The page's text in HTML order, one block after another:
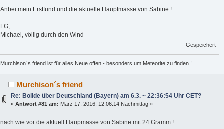
Anbei mein Erstfund und die aktuelle Hauptmasse von Sabine !
LG,
Michael, völlig durch den Wind
Gespeichert
Murchison`s friend ist für alles Neue offen - besonders um Meteorite zu finden !
Murchison´s friend
Re: Bolide über Deutschland (Bayern) am 6.3. ~ 22:36:54 Uhr CET?
«Antwort #81 am: März 17, 2016, 12:06:14 Nachmittag »
nach wie vor die aktuell Haupmasse von Sabine mit 24 Gramm !